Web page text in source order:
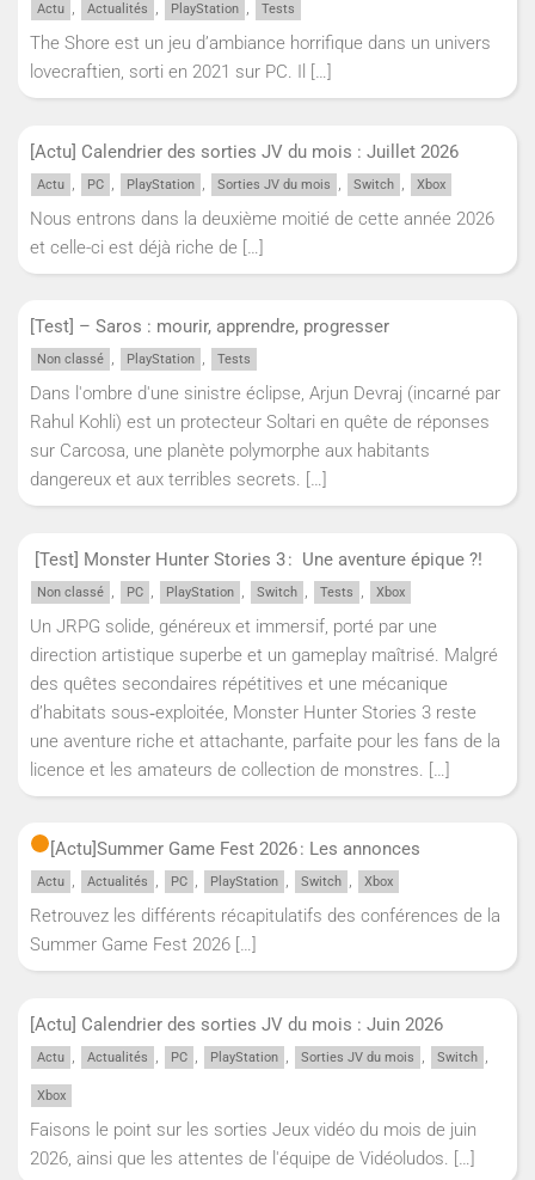
Actu , Actualités , PlayStation , Tests
The Shore est un jeu d’ambiance horrifique dans un univers
lovecraftien, sorti en 2021 sur PC. Il […]
[Actu] Calendrier des sorties JV du mois : Juillet 2026
Actu PC PlayStation Sorties JV du mois Switch Xbox
Nous entrons dans la deuxième moitié de cette année 2026
et celle-ci est déjà riche de […]
[Test] – Saros : mourir, apprendre, progresser
Non classé , PlayStation , Tests
Dans l'ombre d'une sinistre éclipse, Arjun Devraj (incarné par
Rahul Kohli) est un protecteur Soltari en quête de réponses
sur Carcosa, une planète polymorphe aux habitants
dangereux et aux terribles secrets. […]
[Test] Monster Hunter Stories 3 : Une aventure épique ?!
Non classé PC PlayStation Switch Tests Xbox
Un JRPG solide, généreux et immersif, porté par une
direction artistique superbe et un gameplay maîtrisé. Malgré
des quêtes secondaires répétitives et une mécanique
d’habitats sous‑exploitée, Monster Hunter Stories 3 reste
une aventure riche et attachante, parfaite pour les fans de la
licence et les amateurs de collection de monstres.
[…]
[Actu]Summer Game Fest 2026 : Les annonces
Actu , Actualités , PC , PlayStation , Switch , Xbox
Retrouvez les différents récapitulatifs des conférences de la
Summer Game Fest 2026 […]
[Actu] Calendrier des sorties JV du mois : Juin 2026
Actu Actualités PC PlayStation Sorties JV du mois Switch
Xbox
Faisons le point sur les sorties Jeux vidéo du mois de juin
2026, ainsi que les attentes de l'équipe de Vidéoludos.
[…]